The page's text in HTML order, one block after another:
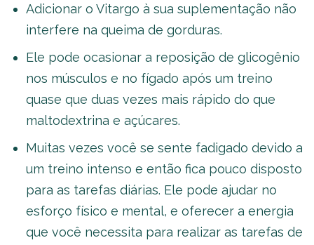
Adicionar o Vitargo à sua suplementação não
interfere na queima de gorduras.
Ele pode ocasionar a reposição de glicogênio
nos músculos e no fígado após um treino
quase que duas vezes mais rápido do que
maltodextrina e açúcares.
Muitas vezes você se sente fadigado devido a
um treino intenso e então fica pouco disposto
para as tarefas diárias. Ele pode ajudar no
esforço físico e mental, e oferecer a energia
que você necessita para realizar as tarefas de